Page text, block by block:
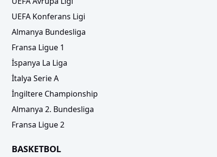
UEFA Konferans Ligi
Almanya Bundesliga
Fransa Ligue 1
İspanya La Liga
İtalya Serie A
İngiltere Championship
Almanya 2. Bundesliga
Fransa Ligue 2
BASKETBOL